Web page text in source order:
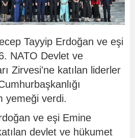
Tayyip Erdoğan ve eşi
NATO Devlet ve
Zirvesi'ne katılan liderler
yemeği verdi.
ve eşi Emine
devlet ve hükumet